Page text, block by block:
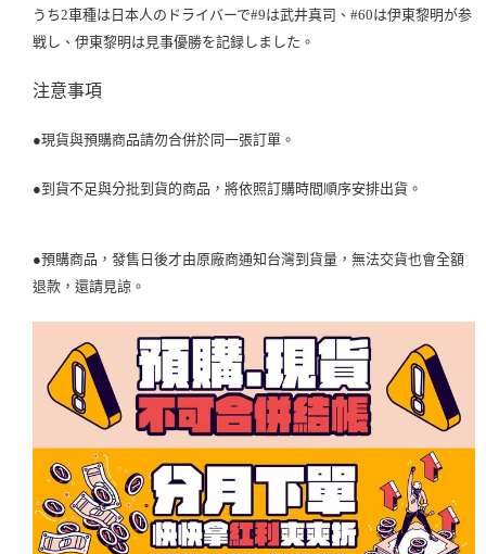
うち2車種は日本人のドライバーで#9は武井真司、#60は伊東黎明が参
戦し、伊東黎明は見事優勝を記録しました。
注意事項
●現貨與預購商品請勿合併於同一張訂單。
●到貨不足與分批到貨的商品，將依照訂購時間順序安排出貨。
●預購商品，發售日後才由原廠商通知台灣到貨量，無法交貨也會全額
退款，還請見諒。